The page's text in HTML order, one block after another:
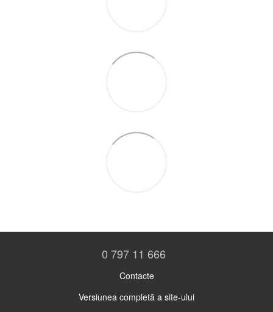
0 797 11 666
Contacte
Versiunea completă a site-ului